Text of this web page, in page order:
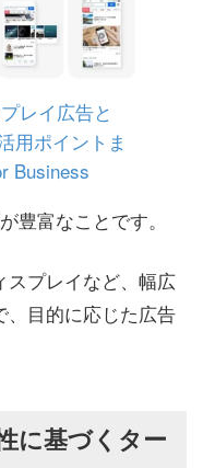
レイ広告と
用ポイントま
Business
豊富なことです。
スプレイなど、幅広
、目的に応じた広告
に基づくター